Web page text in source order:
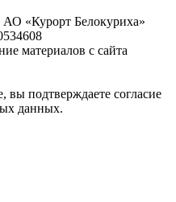
«Курорт Белокуриха»
материалов с сайта
вы подтверждаете согласие
данных.